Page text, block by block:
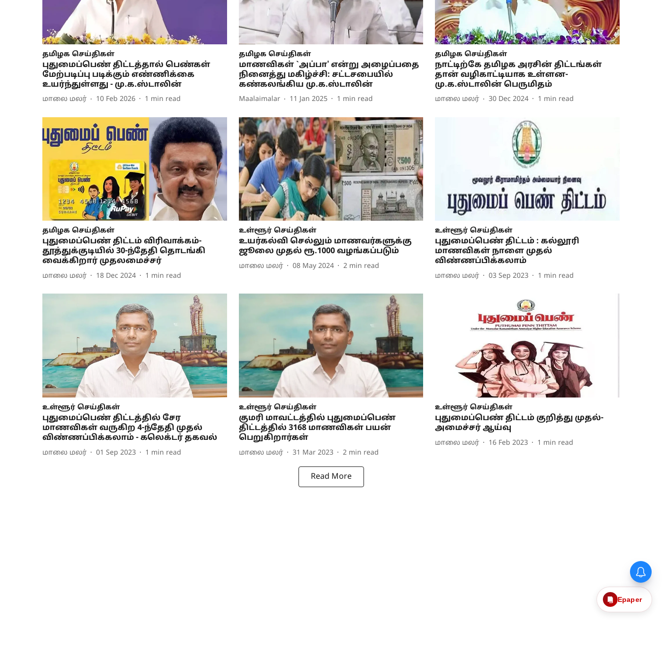
தமிழக செய்திகள்
புதுமைப்பெண் திட்டத்தால் பெண்கள்
மேற்படிப்பு படிக்கும் எண்ணிக்கை
உயர்ந்துள்ளது - மு.க.ஸ்டாலின்
மாலை மலர் 10 Feb 2026 1 min read
தமிழக செய்திகள்
மாணவிகள் `அப்பா' என்று அழைப்பதை
நினைத்து மகிழ்ச்சி: சட்டசபையில்
கண்கலங்கிய மு.க.ஸ்டாலின்
Maalaimalar 11 Jan 2025 1 min read
தமிழக செய்திகள்
நாட்டிற்கே தமிழக அரசின் திட்டங்கள்
தான் வழிகாட்டியாக உள்ளன-
மு.க.ஸ்டாலின் பெருமிதம்
மாலை மலர் 30 Dec 2024 1 min read
தமிழக செய்திகள்
புதுமைப்பெண் திட்டம் விரிவாக்கம்-
தூத்துக்குடியில் 30-ந்தேதி தொடங்கி
வைக்கிறார் முதலமைச்சர்
மாலை மலர் 18 Dec 2024 1 min read
உள்ளூர் செய்திகள்
உயர்கல்வி செல்லும் மாணவர்களுக்கு
ஜூலை முதல் ரூ.1000 வழங்கப்படும்
மாலை மலர் 08 May 2024 2 min read
உள்ளூர் செய்திகள்
புதுமைப்பெண் திட்டம் : கல்லூரி
மாணவிகள் நாளை முதல்
விண்ணப்பிக்கலாம்
மாலை மலர் 03 Sep 2023 1 min read
உள்ளூர் செய்திகள்
புதுமைப்பெண் திட்டத்தில் சேர
மாணவிகள் வருகிற 4-ந்தேதி முதல்
விண்ணப்பிக்கலாம் - கலெக்டர் தகவல்
மாலை மலர் 01 Sep 2023 1 min read
உள்ளூர் செய்திகள்
குமரி மாவட்டத்தில் புதுமைப்பெண்
திட்டத்தில் 3168 மாணவிகள் பயன்
பெறுகிறார்கள்
மாலை மலர் 31 Mar 2023 2 min read
உள்ளூர் செய்திகள்
புதுமைப்பெண் திட்டம் குறித்து முதல்-
அமைச்சர் ஆய்வு
மாலை மலர் 16 Feb 2023 1 min read
Read More
Epaper